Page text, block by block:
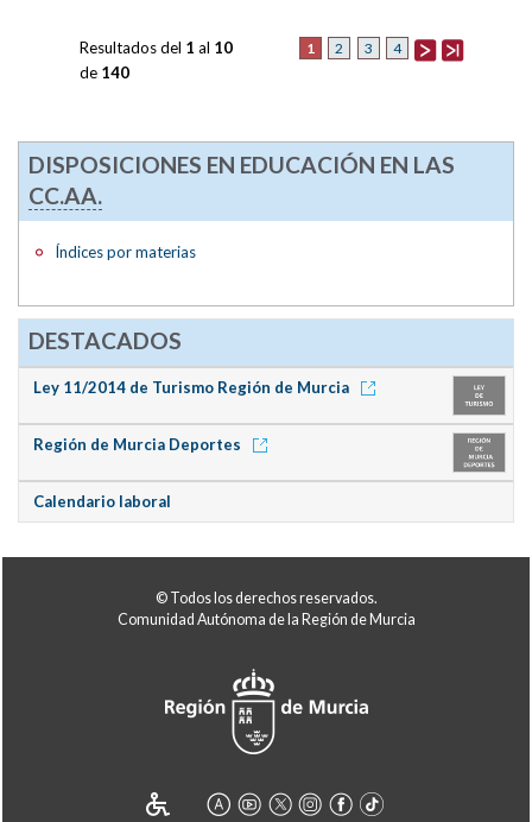
1 2 3 4
Resultados del 1 al 10
de 140
DISPOSICIONES EN EDUCACIÓN EN LAS
CC.AA.
Índices por materias
DESTACADOS
Ley 11/2014 de Turismo Región de Murcia
Región de Murcia Deportes
Calendario laboral
© Todos los derechos reservados.
Comunidad Autónoma de la Región de Murcia